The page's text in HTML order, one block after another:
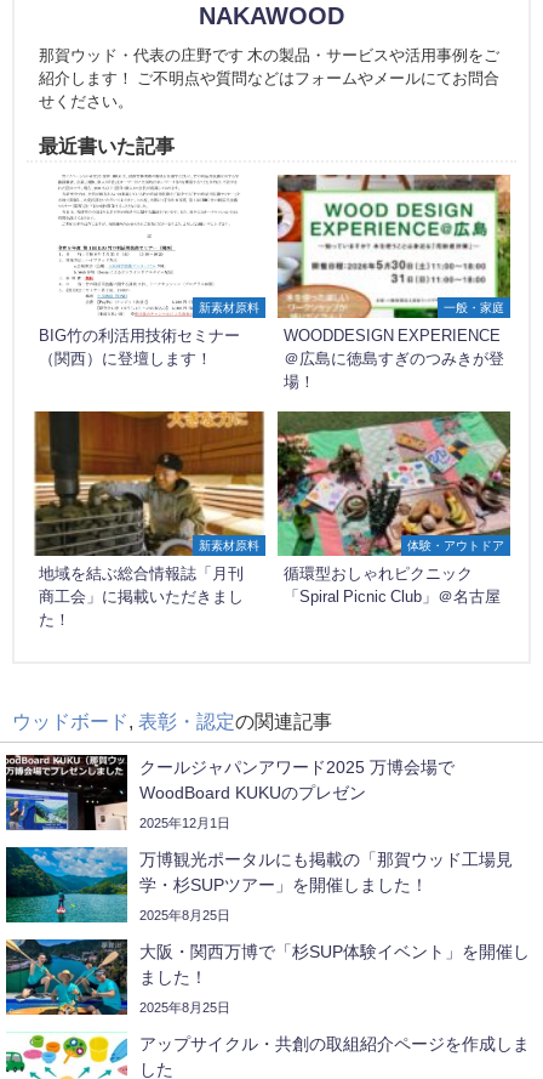
NAKAWOOD
那賀ウッド・代表の庄野です 木の製品・サービスや活用事例をご
紹介します！ ご不明点や質問などはフォームやメールにてお問合
せください。
最近書いた記事
新素材原料
BIG竹の利活用技術セミナー
（関西）に登壇します！
一般・家庭
WOODDESIGN EXPERIENCE
＠広島に徳島すぎのつみきが登
場！
新素材原料
地域を結ぶ総合情報誌「月刊
商工会」に掲載いただきまし
た！
体験・アウトドア
循環型おしゃれピクニック
「Spiral Picnic Club」＠名古屋
ウッドボード 表彰・認定の関連記事
クールジャパンアワード2025 万博会場で
WoodBoard KUKUのプレゼン
2025年12月1日
万博観光ポータルにも掲載の「那賀ウッド工場見
学・杉SUPツアー」を開催しました！
2025年8月25日
大阪・関西万博で「杉SUP体験イベント」を開催し
ました！
2025年8月25日
アップサイクル・共創の取組紹介ページを作成しま
した